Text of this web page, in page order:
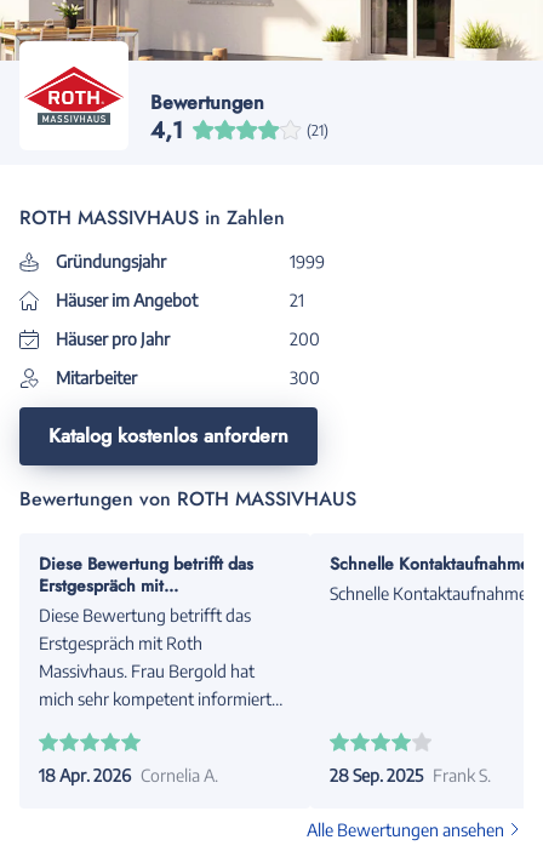
Bewertungen
4,1 (21)
ROTH MASSIVHAUS in Zahlen
Gründungsjahr
1999
Häuser im Angebot
21
Häuser pro Jahr
200
Mitarbeiter
300
Katalog kostenlos anfordern
Bewertungen von ROTH MASSIVHAUS
Diese Bewertung betrifft das
Erstgespräch mit...
Diese Bewertung betrifft das
Erstgespräch mit Roth
Massivhaus. Frau Bergold hat
mich sehr kompetent informiert
sie auf die Besonderheiten des
Baugrunds eingegangen ist.
18 Apr. 2026 Cornelia A.
Schnelle Kontaktaufnahme
Schnelle Kontaktaufnahme
28 Sep. 2025 Frank S.
Alle Bewertungen ansehen